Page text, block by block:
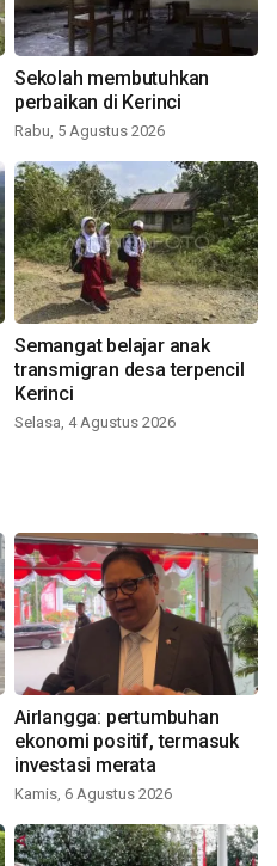
Sekolah membutuhkan
perbaikan di Kerinci
Rabu, 5 Agustus 2026
Semangat belajar anak
transmigran desa terpencil
Kerinci
Selasa, 4 Agustus 2026
Airlangga: pertumbuhan
ekonomi positif, termasuk
investasi merata
Kamis, 6 Agustus 2026